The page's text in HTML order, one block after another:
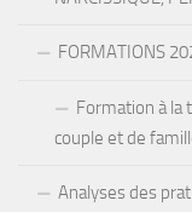
FORMATIONS
Formation à la
couple et de
Analyses des